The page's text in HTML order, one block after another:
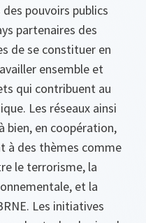
pouvoirs publics
partenaires des
de se constituer en
ensemble et
qui contribuent au
Les réseaux ainsi
bien, en coopération,
à des thèmes comme
le terrorisme, la
et la
Les initiatives